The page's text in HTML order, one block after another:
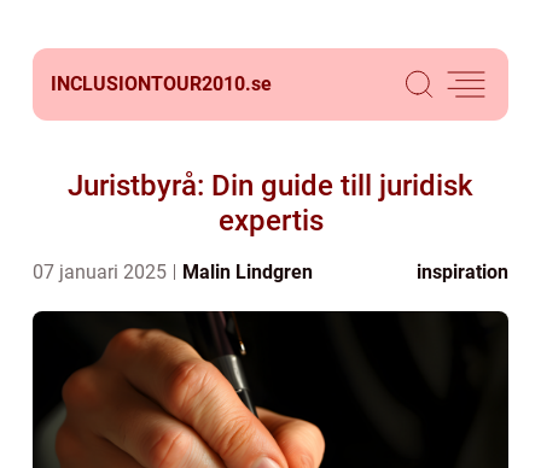
INCLUSIONTOUR2010.se
Juristbyrå: Din guide till juridisk
expertis
07 januari 2025 Malin Lindgren inspiration